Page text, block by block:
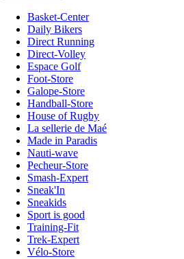
Basket-Center
Daily Bikers
Direct Running
Direct-Volley
Espace Golf
Foot-Store
Galope-Store
Handball-Store
House of Rugby
La sellerie de Maé
Made in Paradis
Nauti-wave
Pecheur-Store
Smash-Expert
Sneak'In
Sneakids
Sport is good
Training-Fit
Trek-Expert
Vélo-Store